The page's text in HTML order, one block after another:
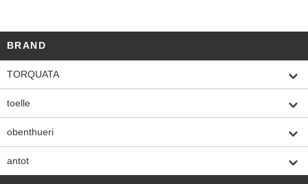
BRAND
TORQUATA
toelle
obenthueri
antot